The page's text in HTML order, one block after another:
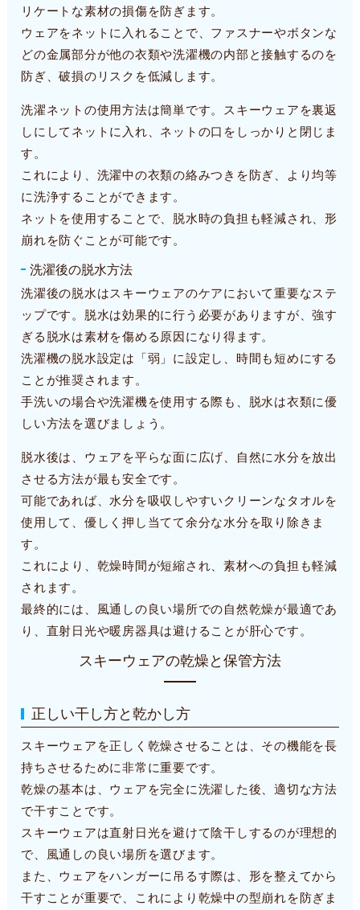
リケートな素材の損傷を防ぎます。
ウェアをネットに入れることで、ファスナーやボタンな
どの金属部分が他の衣類や洗濯機の内部と接触するのを
防ぎ、破損のリスクを低減します。
洗濯ネットの使用方法は簡単です。スキーウェアを裏返
しにしてネットに入れ、ネットの口をしっかりと閉じま
す。
これにより、洗濯中の衣類の絡みつきを防ぎ、より均等
に洗浄することができます。
ネットを使用することで、脱水時の負担も軽減され、形
崩れを防ぐことが可能です。
洗濯後の脱水方法
洗濯後の脱水はスキーウェアのケアにおいて重要なステ
ップです。脱水は効果的に行う必要がありますが、強す
ぎる脱水は素材を傷める原因になり得ます。
洗濯機の脱水設定は「弱」に設定し、時間も短めにする
ことが推奨されます。
手洗いの場合や洗濯機を使用する際も、脱水は衣類に優
しい方法を選びましょう。
脱水後は、ウェアを平らな面に広げ、自然に水分を放出
させる方法が最も安全です。
可能であれば、水分を吸収しやすいクリーンなタオルを
使用して、優しく押し当てて余分な水分を取り除きま
す。
これにより、乾燥時間が短縮され、素材への負担も軽減
されます。
最終的には、風通しの良い場所での自然乾燥が最適であ
り、直射日光や暖房器具は避けることが肝心です。
スキーウェアの乾燥と保管方法
正しい干し方と乾かし方
スキーウェアを正しく乾燥させることは、その機能を長
持ちさせるために非常に重要です。
乾燥の基本は、ウェアを完全に洗濯した後、適切な方法
で干すことです。
スキーウェアは直射日光を避けて陰干しするのが理想的
で、風通しの良い場所を選びます。
また、ウェアをハンガーに吊るす際は、形を整えてから
干すことが重要で、これにより乾燥中の型崩れを防ぎま